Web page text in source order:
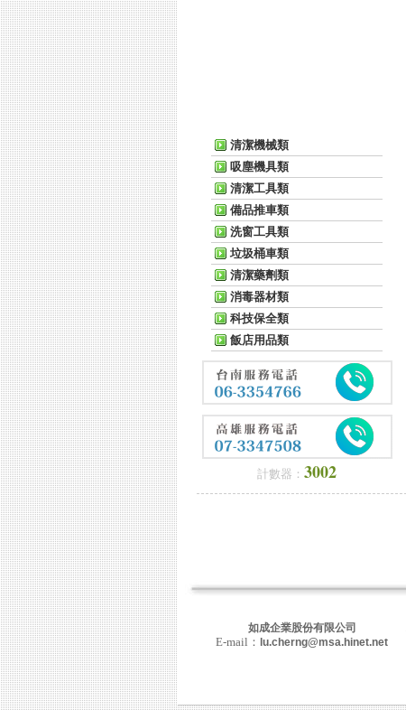
清潔機械類
吸塵機具類
清潔工具類
備品推車類
洗窗工具類
垃圾桶車類
清潔藥劑類
消毒器材類
科技保全類
飯店用品類
計數器： 3002
如成企業股份有限公司
E-mail： lu.cherng@msa.hinet.net